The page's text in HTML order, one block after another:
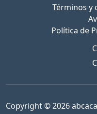
Términos y
Política de
Copyright © 2026